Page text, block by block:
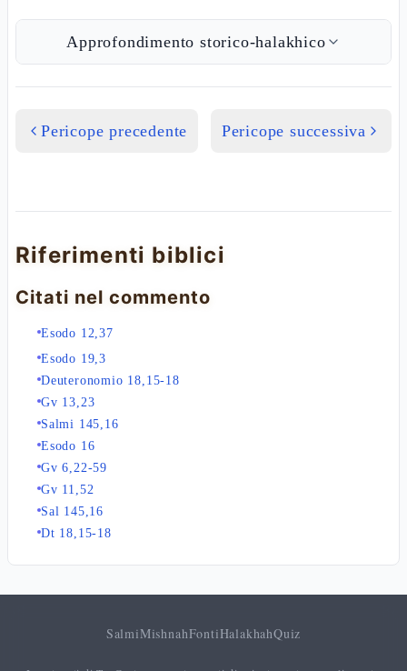
Approfondimento storico-halakhico
Pericope precedente Pericope successiva
Riferimenti biblici
Citati nel commento
Esodo 12,37
Esodo 19,3
Deuteronomio 18,15-18
Gv 13,23
Salmi 145,16
Esodo 16
Gv 6,22-59
Gv 11,52
Sal 145,16
Dt 18,15-18
SalmiMishnahFontiHalakhahQuiz